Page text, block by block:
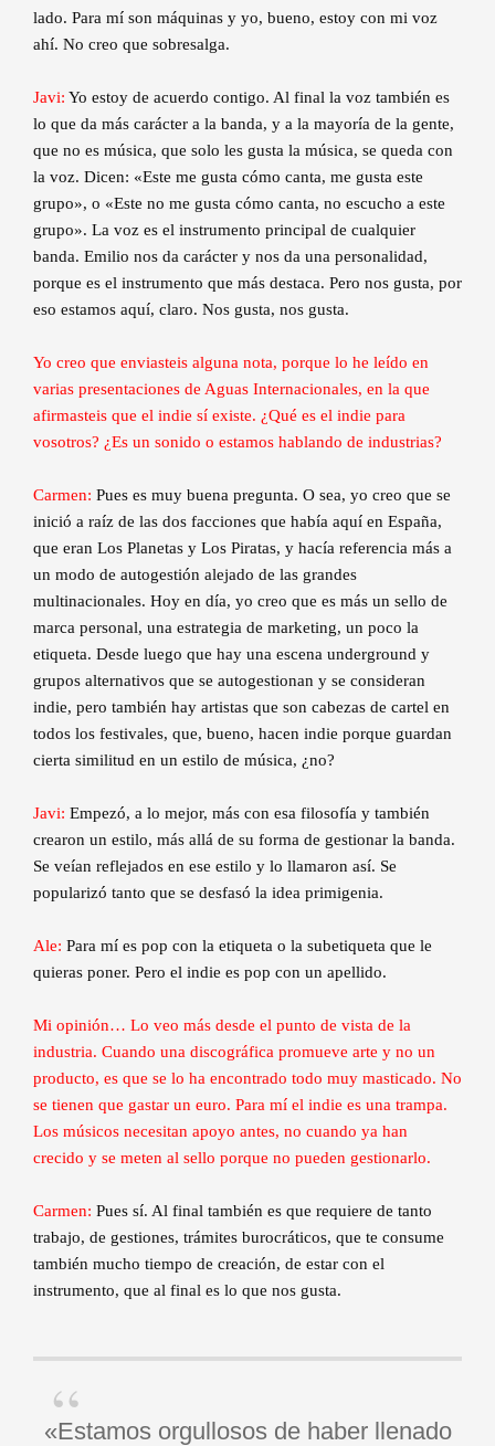
lado. Para mí son máquinas y yo, bueno, estoy con mi voz
ahí. No creo que sobresalga.
Javi: Yo estoy de acuerdo contigo. Al final la voz también es
lo que da más carácter a la banda, y a la mayoría de la gente,
que no es música, que solo les gusta la música, se queda con
la voz. Dicen: «Este me gusta cómo canta, me gusta este
grupo», o «Este no me gusta cómo canta, no escucho a este
grupo». La voz es el instrumento principal de cualquier
banda. Emilio nos da carácter y nos da una personalidad,
porque es el instrumento que más destaca. Pero nos gusta, por
eso estamos aquí, claro. Nos gusta, nos gusta.
Yo creo que enviasteis alguna nota, porque lo he leído en
varias presentaciones de Aguas Internacionales, en la que
afirmasteis que el indie sí existe. ¿Qué es el indie para
vosotros? ¿Es un sonido o estamos hablando de industrias?
Carmen: Pues es muy buena pregunta. O sea, yo creo que se
inició a raíz de las dos facciones que había aquí en España,
que eran Los Planetas y Los Piratas, y hacía referencia más a
un modo de autogestión alejado de las grandes
multinacionales. Hoy en día, yo creo que es más un sello de
marca personal, una estrategia de marketing, un poco la
etiqueta. Desde luego que hay una escena underground y
grupos alternativos que se autogestionan y se consideran
indie, pero también hay artistas que son cabezas de cartel en
todos los festivales, que, bueno, hacen indie porque guardan
cierta similitud en un estilo de música, ¿no?
Javi: Empezó, a lo mejor, más con esa filosofía y también
crearon un estilo, más allá de su forma de gestionar la banda.
Se veían reflejados en ese estilo y lo llamaron así. Se
popularizó tanto que se desfasó la idea primigenia.
Ale: Para mí es pop con la etiqueta o la subetiqueta que le
quieras poner. Pero el indie es pop con un apellido.
Mi opinión… Lo veo más desde el punto de vista de la
industria. Cuando una discográfica promueve arte y no un
producto, es que se lo ha encontrado todo muy masticado. No
se tienen que gastar un euro. Para mí el indie es una trampa.
Los músicos necesitan apoyo antes, no cuando ya han
crecido y se meten al sello porque no pueden gestionarlo.
Carmen: Pues sí. Al final también es que requiere de tanto
trabajo, de gestiones, trámites burocráticos, que te consume
también mucho tiempo de creación, de estar con el
instrumento, que al final es lo que nos gusta.
«Estamos orgullosos de haber llenado